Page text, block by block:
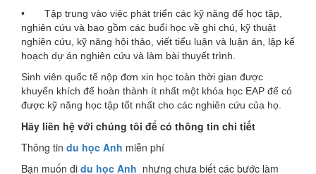
• Tập trung vào việc phát triển các kỹ năng để học tập,
nghiên cứu và bao gồm các buổi học về ghi chú, kỹ thuật
nghiên cứu, kỹ năng hội thảo, viết tiểu luận và luận án, lập kế
hoạch dự án nghiên cứu và làm bài thuyết trình.
Sinh viên quốc tế nộp đơn xin học toàn thời gian được
khuyến khích để hoàn thành ít nhất một khóa học EAP để có
được kỹ năng học tập tốt nhất cho các nghiên cứu của họ.
Hãy liên hệ với chúng tôi để có thông tin chi tiết
Thông tin du học Anh miễn phí
Bạn muốn đi du học Anh nhưng chưa biết các bước làm